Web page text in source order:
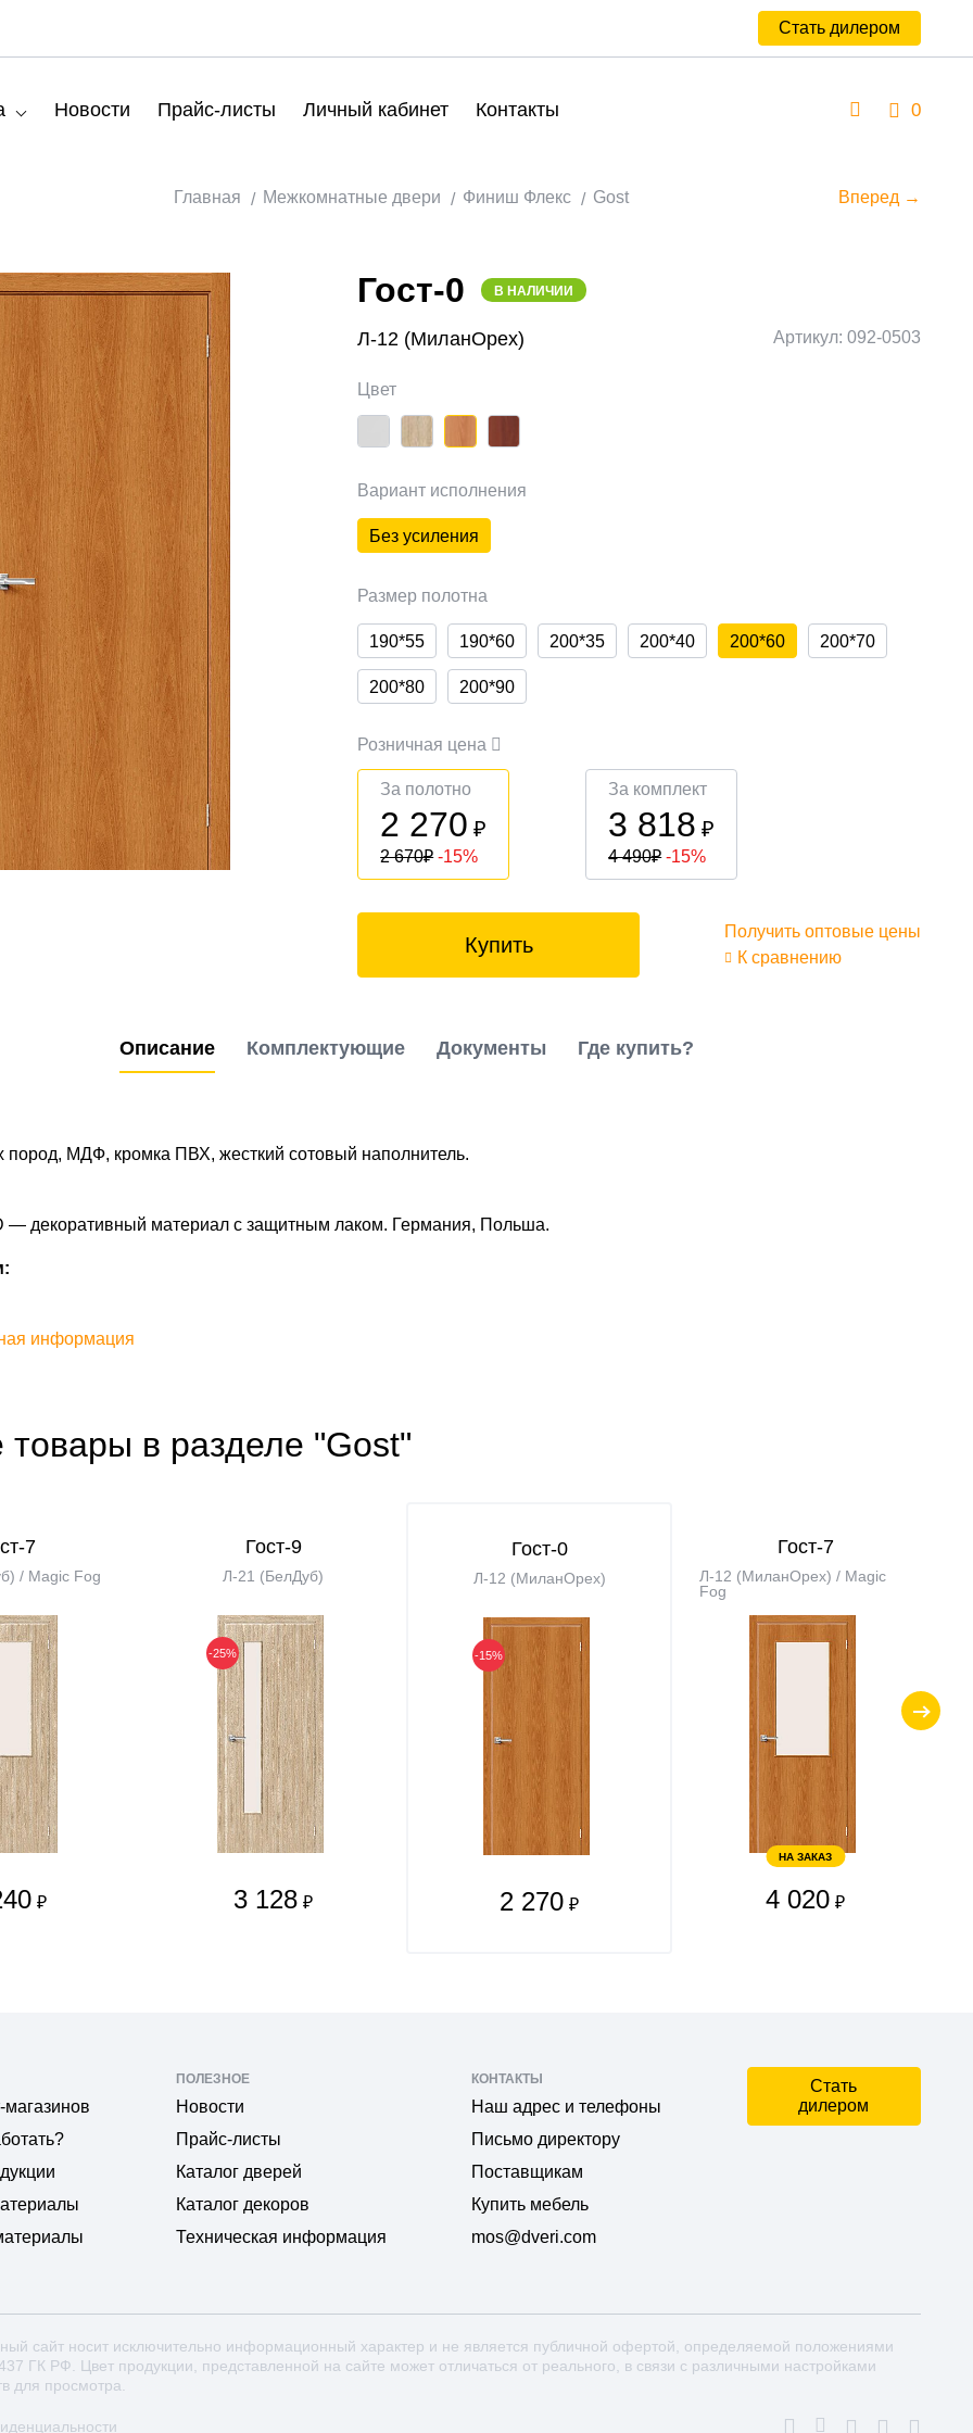
Стать дилером
Новости Прайс-листы Личный кабинет Контакты 0
Главная Межкомнатные двери Финиш Флекс Gost Вперед →
Гост-0 В НАЛИЧИИ
Л-12 (МиланОрех) Артикул: 092-0503
Цвет
Вариант исполнения
Без усиления
Размер полотна
190*55 190*60 200*35 200*40 200*60 200*70
200*80 200*90
Розничная цена
За полотно
2 270 ₽
2 670₽ -15%
За комплект
3 818 ₽
4 490₽ -15%
Купить
Получить оптовые цены
К сравнению
Описание Комплектующие Документы Где купить?
пород, МДФ, кромка ПВХ, жесткий сотовый наполнитель.
— декоративный материал с защитным лаком. Германия, Польша.
информация
товары в разделе "Gost"
7
/ Magic Fog
₽
Гост-9
Л-21 (БелДуб)
-25%
3 128 ₽
Гост-0
Л-12 (МиланОрех)
-15%
2 270 ₽
Гост-7
Л-12 (МиланОрех) / Magic
Fog
НА ЗАКАЗ
4 020 ₽
магазинов
ПОЛЕЗНОЕ
Новости
Прайс-листы
Каталог дверей
Каталог декоров
Техническая информация
КОНТАКТЫ
Наш адрес и телефоны
Письмо директору
Поставщикам
Купить мебель
mos@dveri.com
Стать
дилером
сайт носит исключительно информационный характер и не является публичной офертой, определяемой положениями
ГК РФ. Цвет продукции, представленной на сайте может отличаться от реального, в связи с различными настройками
для просмотра.